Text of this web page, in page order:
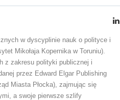
w dyscyplinie nauk o polityce i
Mikołaja Kopernika w Toruniu).
z zakresu polityki publicznej i
przez Edward Elgar Publishing
Miasta Płocka), zajmując się
a swoje pierwsze szlify